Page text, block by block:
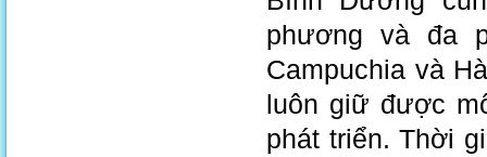
phương và đa
Campuchia và
luôn giữ được
phát triển. Thời